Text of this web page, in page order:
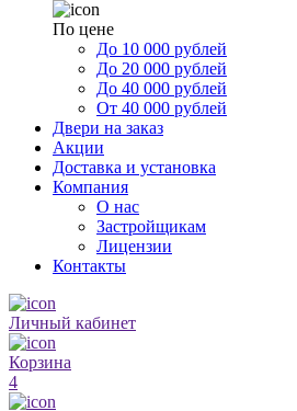
По цене
До 10 000 рублей
До 20 000 рублей
До 40 000 рублей
От 40 000 рублей
Двери на заказ
Акции
Доставка и установка
Компания
О нас
Застройщикам
Лицензии
Контакты
Личный кабинет
Корзина
4